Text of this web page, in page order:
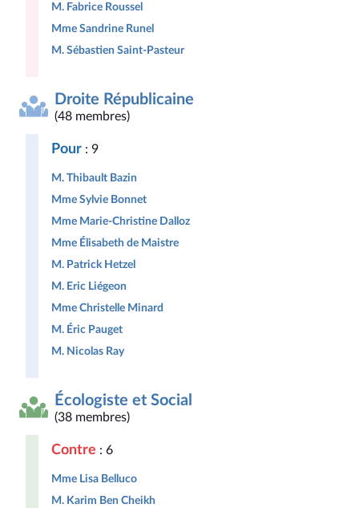
M. Fabrice Roussel
Mme Sandrine Runel
M. Sébastien Saint-Pasteur
Droite Républicaine
(48 membres)
Pour : 9
M. Thibault Bazin
Mme Sylvie Bonnet
Mme Marie-Christine Dalloz
Mme Élisabeth de Maistre
M. Patrick Hetzel
M. Eric Liégeon
Mme Christelle Minard
M. Éric Pauget
M. Nicolas Ray
Écologiste et Social
(38 membres)
Contre : 6
Mme Lisa Belluco
M. Karim Ben Cheikh